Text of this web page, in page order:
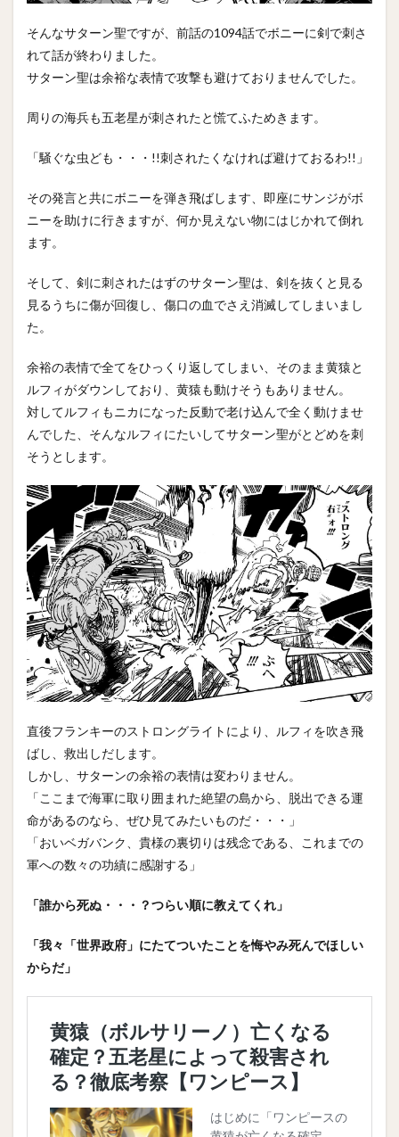
そんなサターン聖ですが、前話の1094話でボニーに剣で刺さ
れて話が終わりました。
サターン聖は余裕な表情で攻撃も避けておりませんでした。
周りの海兵も五老星が刺されたと慌てふためきます。
「騒ぐな虫ども・・・!!刺されたくなければ避けておるわ!!」
その発言と共にボニーを弾き飛ばします、即座にサンジがボ
ニーを助けに行きますが、何か見えない物にはじかれて倒れ
ます。
そして、剣に刺されたはずのサターン聖は、剣を抜くと見る
見るうちに傷が回復し、傷口の血でさえ消滅してしまいまし
た。
余裕の表情で全てをひっくり返してしまい、そのまま黄猿と
ルフィがダウンしており、黄猿も動けそうもありません。
対してルフィもニカになった反動で老け込んで全く動けませ
んでした、そんなルフィにたいしてサターン聖がとどめを刺
そうとします。
直後フランキーのストロングライトにより、ルフィを吹き飛
ばし、救出しだします。
しかし、サターンの余裕の表情は変わりません。
「ここまで海軍に取り囲まれた絶望の島から、脱出できる運
命があるのなら、ぜひ見てみたいものだ・・・」
「おいベガバンク、貴様の裏切りは残念である、これまでの
軍への数々の功績に感謝する」
「誰から死ぬ・・・？つらい順に教えてくれ」
「我々「世界政府」にたてついたことを悔やみ死んでほしい
からだ」